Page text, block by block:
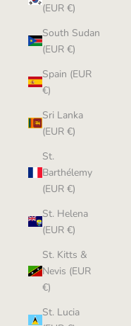
(EUR €)
South Sudan
(EUR €)
Spain (EUR
€)
Sri Lanka
(EUR €)
St.
Barthélemy
(EUR €)
St. Helena
(EUR €)
St. Kitts &
Nevis (EUR
€)
St. Lucia